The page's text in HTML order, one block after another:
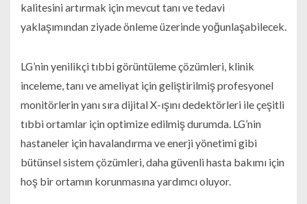
kalitesini artırmak için mevcut tanı ve tedavi
yaklaşımından ziyade önleme üzerinde yoğunlaşabilecek.
LG’nin yenilikçi tıbbi görüntüleme çözümleri, klinik
inceleme, tanı ve ameliyat için geliştirilmiş profesyonel
monitörlerin yanı sıra dijital X-ışını dedektörleri ile çeşitli
tıbbi ortamlar için optimize edilmiş durumda. LG’nin
hastaneler için havalandırma ve enerji yönetimi gibi
bütünsel sistem çözümleri, daha güvenli hasta bakımı için
hoş bir ortamın korunmasına yardımcı oluyor.